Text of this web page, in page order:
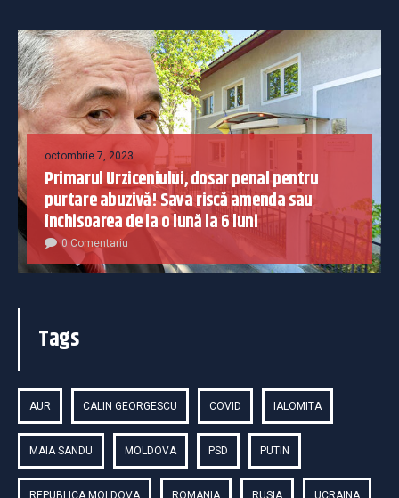
octombrie 7, 2023
Primarul Urziceniului, dosar penal pentru
purtare abuzivă! Sava riscă amenda sau
închisoarea de la o lună la 6 luni
0 Comentariu
Tags
AUR CALIN GEORGESCU COVID IALOMITA
MAIA SANDU MOLDOVA PSD PUTIN
REPUBLICA MOLDOVA ROMANIA RUSIA UCRAINA